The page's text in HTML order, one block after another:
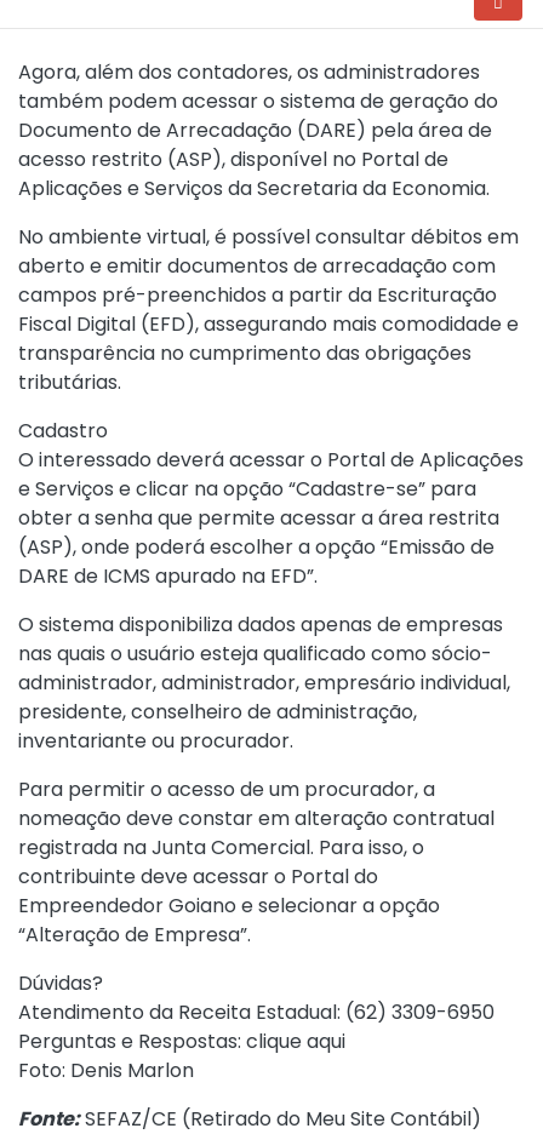
Agora, além dos contadores, os administradores
também podem acessar o sistema de geração do
Documento de Arrecadação (DARE) pela área de
acesso restrito (ASP), disponível no Portal de
Aplicações e Serviços da Secretaria da Economia.
No ambiente virtual, é possível consultar débitos em
aberto e emitir documentos de arrecadação com
campos pré-preenchidos a partir da Escrituração
Fiscal Digital (EFD), assegurando mais comodidade e
transparência no cumprimento das obrigações
tributárias.
Cadastro
O interessado deverá acessar o Portal de Aplicações
e Serviços e clicar na opção “Cadastre-se” para
obter a senha que permite acessar a área restrita
(ASP), onde poderá escolher a opção “Emissão de
DARE de ICMS apurado na EFD”.
O sistema disponibiliza dados apenas de empresas
nas quais o usuário esteja qualificado como sócio-
administrador, administrador, empresário individual,
presidente, conselheiro de administração,
inventariante ou procurador.
Para permitir o acesso de um procurador, a
nomeação deve constar em alteração contratual
registrada na Junta Comercial. Para isso, o
contribuinte deve acessar o Portal do
Empreendedor Goiano e selecionar a opção
“Alteração de Empresa”.
Dúvidas?
Atendimento da Receita Estadual: (62) 3309-6950
Perguntas e Respostas: clique aqui
Foto: Denis Marlon
Fonte:SEFAZ/CE (Retirado do Meu Site Contábil)